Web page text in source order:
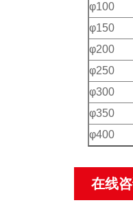
φ100
φ150
φ200
φ250
φ300
φ350
φ400
在线